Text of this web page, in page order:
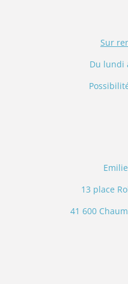
Sur
Du lundi
13 place
41 600